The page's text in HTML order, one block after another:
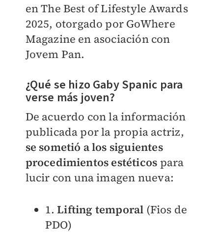
en The Best of Lifestyle Awards
2025, otorgado por GoWhere
Magazine en asociación con
Jovem Pan.
¿Qué se hizo Gaby Spanic para
verse más joven?
De acuerdo con la información
publicada por la propia actriz,
se sometió a los siguientes
procedimientos estéticos para
lucir con una imagen nueva:
1.Lifting temporal (Fios de
PDO)